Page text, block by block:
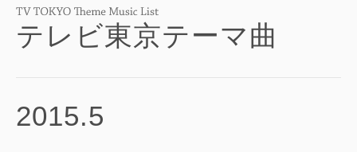
テレビ東京テーマ曲
2015.5